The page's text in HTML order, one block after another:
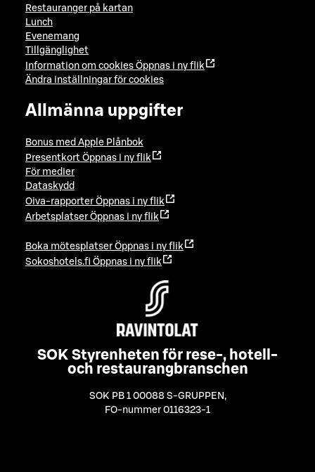
Restauranger på kartan
Lunch
Evenemang
Tillgänglighet
Information om cookies Öppnas i ny flik
Ändra inställningar för cookies
Allmänna uppgifter
Bonus med Apple Plånbok
Presentkort Öppnas i ny flik
För medier
Dataskydd
Oiva-rapporter Öppnas i ny flik
Arbetsplatser Öppnas i ny flik
Boka mötesplatser Öppnas i ny flik
Sokoshotels.fi Öppnas i ny flik
SOK Styrenheten för rese-, hotell-
och restaurangbranschen
SOK PB 1 00088 S-GRUPPEN ,
FO-nummer 0116323-1